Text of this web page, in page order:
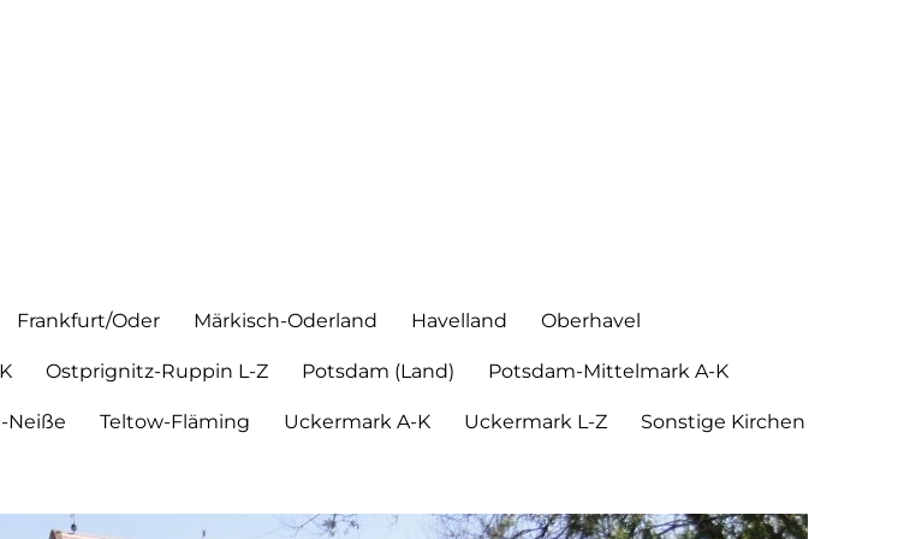
Frankfurt/Oder Märkisch-Oderland Havelland Oberhavel
Ostprignitz-Ruppin L-Z Potsdam (Land) Potsdam-Mittelmark A-K
Neiße Teltow-Fläming Uckermark A-K Uckermark L-Z Sonstige Kirchen